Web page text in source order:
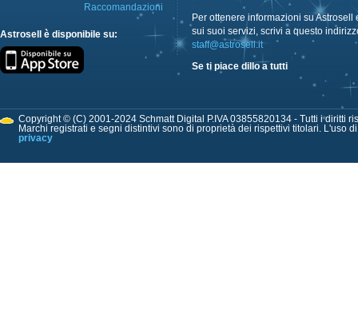
Raccomandazioni
Astrosell è disponibile su:
Per ottenere informazioni su Astrosell
sui suoi servizi, scrivi a questo
staff@astrosell.it
Se ti piace dillo a tutti
Copyright © (C) 2001-2024 Schmatt Digital P.IVA 03855820134 - Tutti i diritti
Marchi registrati e segni distintivi sono di proprietà dei rispettivi titolari. L'uso
privacy